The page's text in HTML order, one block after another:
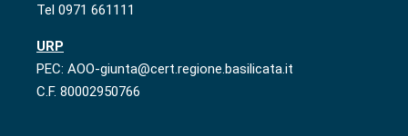
Tel 0971 661111
URP
PEC: AOO-giunta@cert.regione.basilicata.it
C.F. 80002950766